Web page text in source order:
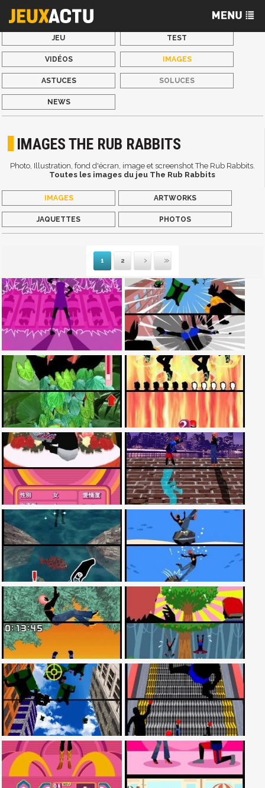
JEU TEST
VIDÉOS IMAGES
ASTUCES SOLUCES
NEWS
IMAGES THE RUB RABBITS
Photo, Illustration, fond d'écran, image et screenshot The Rub Rabbits.
Toutes les images du jeu The Rub Rabbits
IMAGES ARTWORKS
JAQUETTES PHOTOS
1 2
Suivante
Dernière